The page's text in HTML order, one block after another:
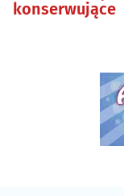
konserwujące